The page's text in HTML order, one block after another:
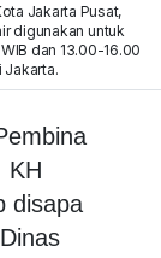
Jakarta Pusat,
digunakan untuk
dan 13.00-16.00
Jakarta.
KH
disapa